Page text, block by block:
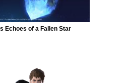
Echoes of a Fallen Star